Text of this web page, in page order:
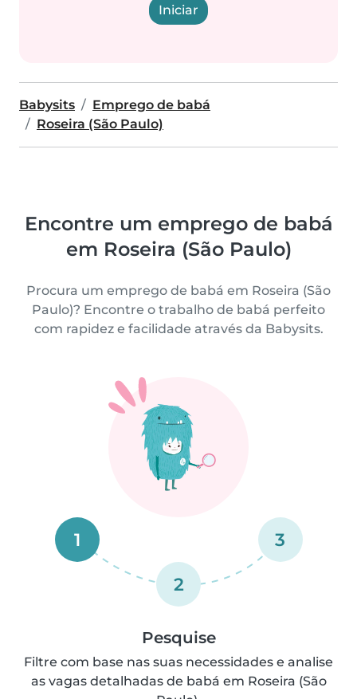
Iniciar
Babysits
Emprego de babá
Roseira (São Paulo)
Encontre um emprego de babá
em Roseira (São Paulo)
Procura um emprego de babá em Roseira (São
Paulo)? Encontre o trabalho de babá perfeito
com rapidez e facilidade através da Babysits.
1
2
3
Pesquise
Filtre com base nas suas necessidades e analise
as vagas detalhadas de babá em Roseira (São